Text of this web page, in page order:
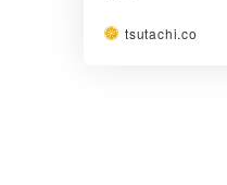
tsutachi.co